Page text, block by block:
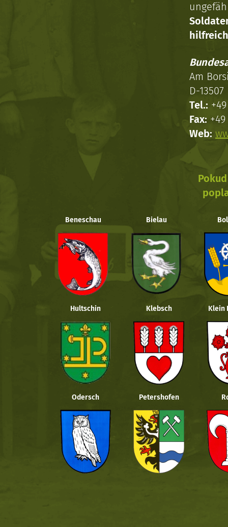
Am
D-
Tel.:
Fax:
Web:
Beneschau Bielau
Hultschin Klebsch Klein
Odersch Petershofen